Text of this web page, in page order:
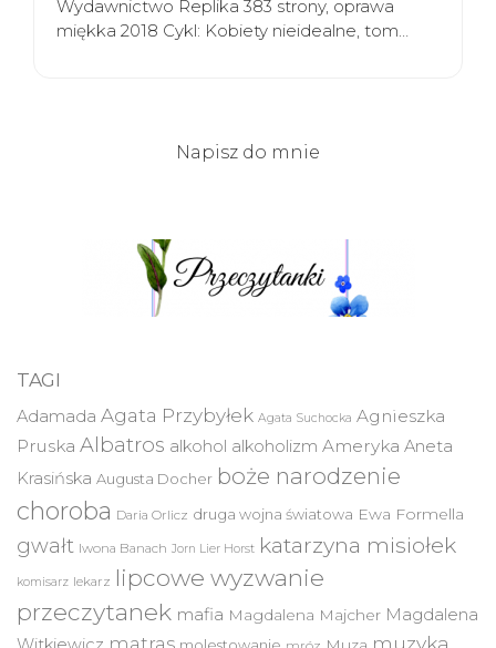
Wydawnictwo Replika 383 strony, oprawa
miękka 2018 Cykl: Kobiety nieidealne, tom…
Napisz do mnie
TAGI
Adamada Agata Przybyłek Agata Suchocka Agnieszka
Pruska Albatros alkohol alkoholizm Ameryka Aneta
Krasińska Augusta Docher boże narodzenie
choroba Daria Orlicz druga wojna światowa Ewa Formella
gwałt Iwona Banach Jorn Lier Horst katarzyna misiołek
komisarz lekarz lipcowe wyzwanie
przeczytanek mafia Magdalena Majcher Magdalena
muzyka